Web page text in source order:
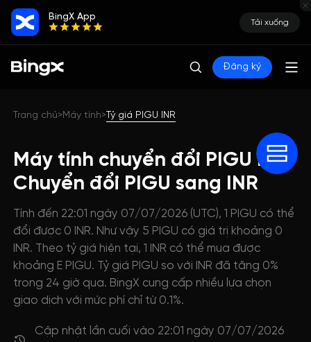
BingX App
Tải xuống
Đăng ký
Trang chủ>Máy tính>Tỷ giá PIGU INR
Máy tính chuyển đổi PIGU INR:
Chuyển đổi PIGU sang INR
Tính đến 22:01 ngày 07/07/2026 (UTC), 1 PIGU có thể
đổi được 0 INR. Như vậy 5 PIGU có giá trị khoảng 0
INR. Theo tỷ giá hiện tại, 1 INR có thể mua được
khoảng E PIGU. Tỷ giá PIGU so với INR đã tăng 0%
trong 24 giờ qua. BingX cung cấp nhiều lựa chọn
giao dịch với mức phí chỉ từ 0.1%.
Cập nhật lần cuối vào 22:01 ngày 07/07/2026